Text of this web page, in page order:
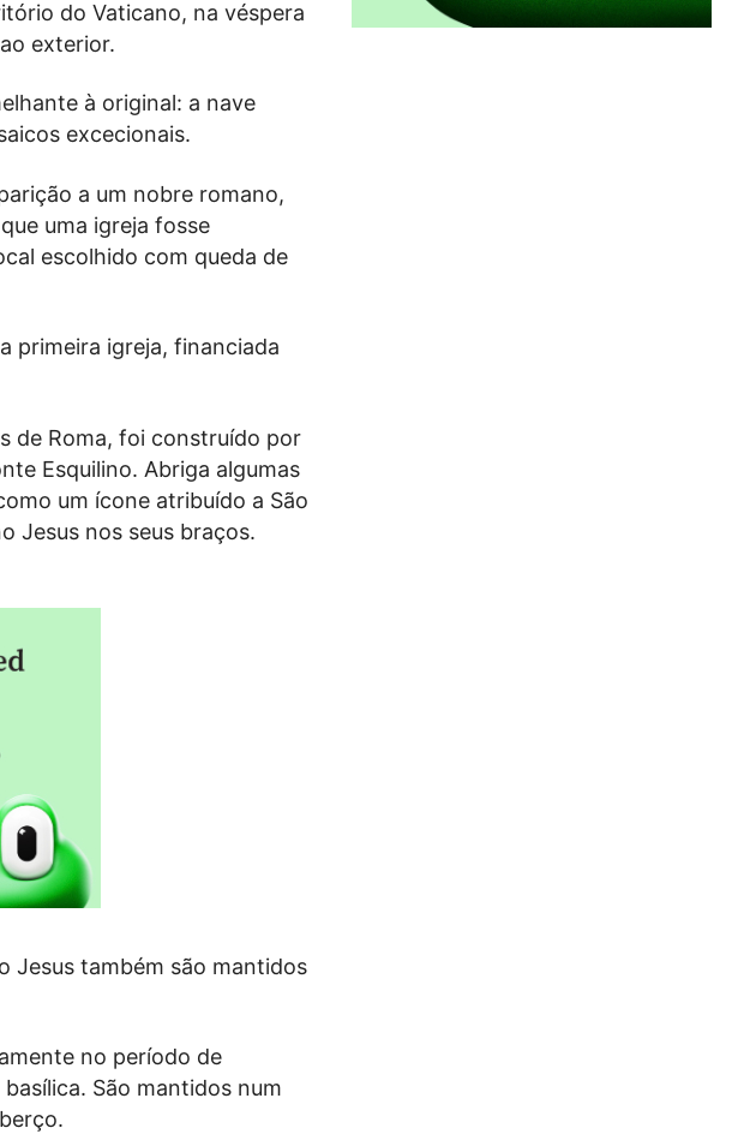
do Vaticano, na véspera
exterior.
à original: a nave
excecionais.
a um nobre romano,
uma igreja fosse
escolhido com queda de
primeira igreja, financiada
de Roma, foi construído por
Esquilino. Abriga algumas
um ícone atribuído a São
Jesus nos seus braços.
Jesus também são mantidos
no período de
São mantidos num